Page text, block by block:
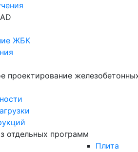
ЖБК
проектирование
отдельных программ
Плита